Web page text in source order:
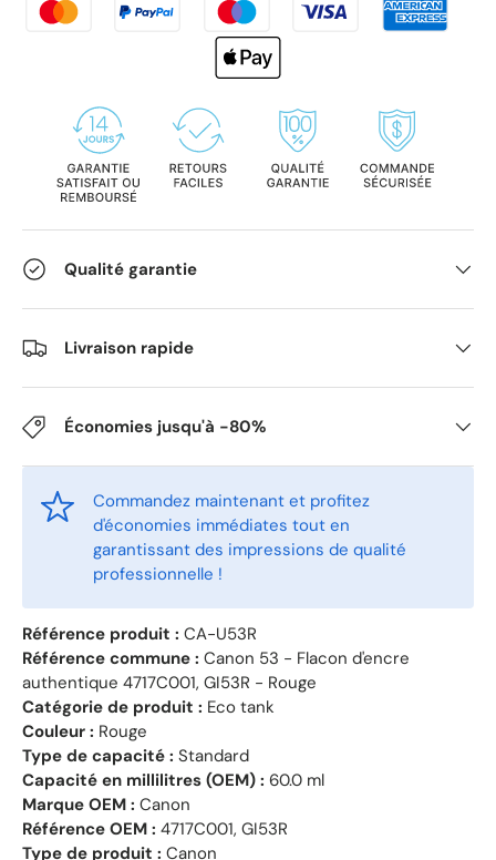
Qualité garantie
Livraison rapide
Économies jusqu'à -80%
Commandez maintenant et profitez
d'économies immédiates tout en
garantissant des impressions de qualité
professionnelle !
Référence produit : CA-U53R
Référence commune : Canon 53 - Flacon d'encre
authentique 4717C001, GI53R - Rouge
Catégorie de produit : Eco tank
Couleur : Rouge
Type de capacité : Standard
Capacité en millilitres (OEM) : 60.0 ml
Marque OEM : Canon
Référence OEM : 4717C001, GI53R
Type de produit : Canon